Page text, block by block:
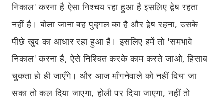
निकाल' करना है ऐसा निश्चय रहा हुआ है इसलिए द्वेष रहता
नहीं है। बोला जाना वह पुद्गल का है और द्वेष रहना, उसके
पीछे खुद का आधार रहा हुआ है। इसलिए हमें तो 'समभावे
निकाल' करना है, ऐसे निश्चित करके काम करते जाओ, हिसाब
चुकता हो ही जाएँगे। और आज माँगनेवाले को नहीं दिया जा
सका तो कल दिया जाएगा, होली पर दिया जाएगा, नहीं तो